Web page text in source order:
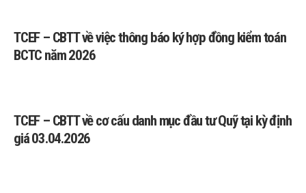
TCEF – CBTT về việc thông báo ký hợp đồng kiểm toán
BCTC năm 2026
TCEF – CBTT về cơ cấu danh mục đầu tư Quỹ tại kỳ định
giá 03.04.2026